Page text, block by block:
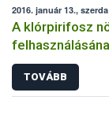
2016. január 13., szerda
A klórpirifosz
TOVÁBB